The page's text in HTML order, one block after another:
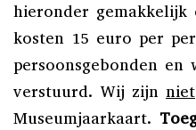
hieronder gemakkelijk
kosten 15 euro per
persoonsgebonden
verstuurd. Wij zijn niet
Museumjaarkaart.